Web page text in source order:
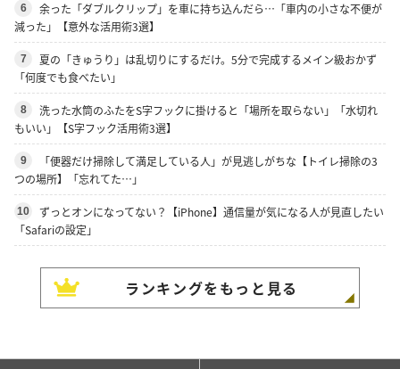
6
余った「ダブルクリップ」を車に持ち込んだら…「車内の小さな不便が
減った」【意外な活用術3選】
7
夏の「きゅうり」は乱切りにするだけ。5分で完成するメイン級おかず
「何度でも食べたい」
8
洗った水筒のふたをS字フックに掛けると「場所を取らない」「水切れ
もいい」【S字フック活用術3選】
9
「便器だけ掃除して満足している人」が見逃しがちな【トイレ掃除の3
つの場所】「忘れてた…」
10
ずっとオンになってない？【iPhone】通信量が気になる人が見直したい
「Safariの設定」
ランキングをもっと見る